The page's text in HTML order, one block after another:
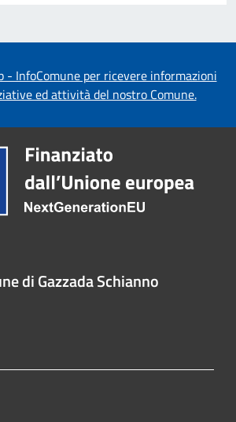
- InfoComune per ricevere informazioni
ed attività del nostro Comune.
di Gazzada Schianno